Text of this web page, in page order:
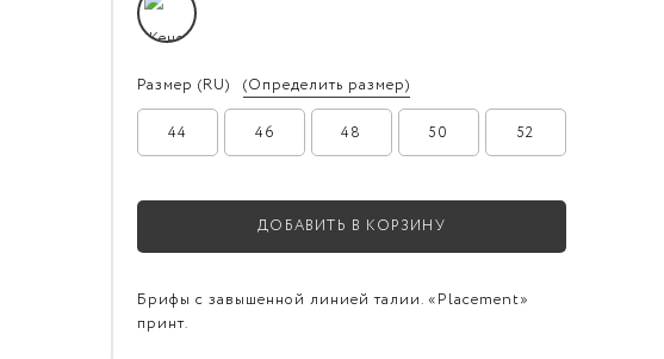
Размер (RU) (Определить размер)
44 46 48 50 52
ДОБАВИТЬ В КОРЗИНУ
Брифы с завышенной линией талии. «Placement»
принт.